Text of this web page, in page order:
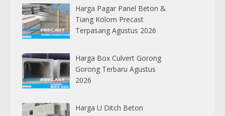
Harga Pagar Panel Beton &
Tiang Kolom Precast
Terpasang Agustus 2026
Harga Box Culvert Gorong
Gorong Terbaru Agustus
2026
Harga U Ditch Beton